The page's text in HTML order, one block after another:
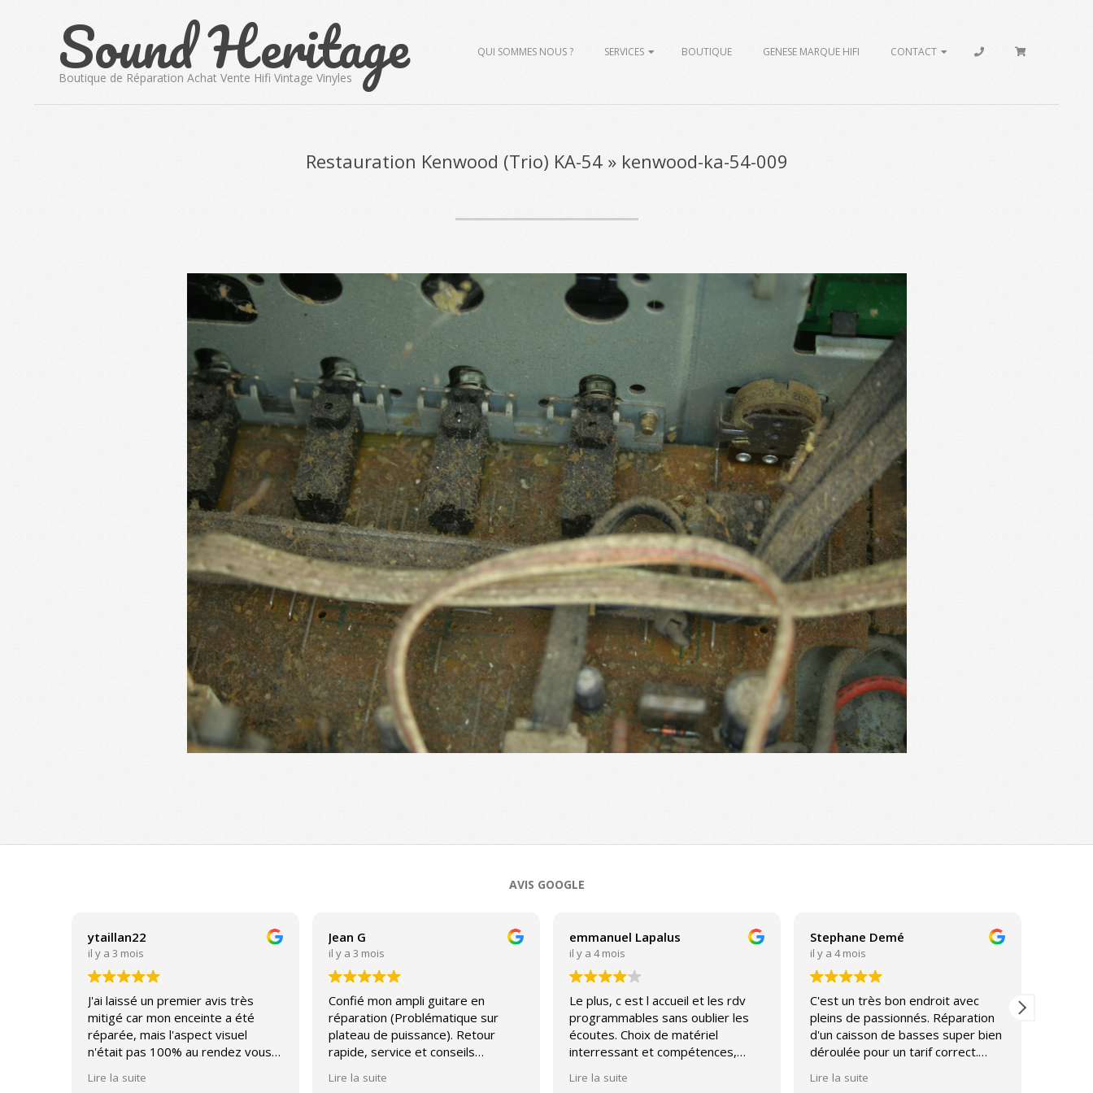
Sound Heritage
Boutique de Réparation Achat Vente Hifi Vintage Vinyles
PrimaryQUI SOMMES NOUS ? SERVICES BOUTIQUE GENESE MARQUE HIFI CONTACT
Restauration Kenwood (Trio) KA-54 » kenwood-ka-54-009
12-
AVIS GOOGLE
ytaillan22
il y a 3 mois
J'ai laissé un premier avis très
mitigé car mon enceinte a été
réparée, mais l'aspect visuel
n'était pas 100% au rendez vous
affleurant qui après réparation a
Lire la suite
Jean G
il y a 3 mois
Confié mon ampli guitare en
réparation (Problématique sur
plateau de puissance). Retour
rapide, service et conseils
Lire la suite
emmanuel Lapalus
il y a 4 mois
Le plus, c est l accueil et les rdv
programmables sans oublier les
écoutes. Choix de matériel
interressant et compétences,
bourses. Par contre, sav plutôt
Lire la suite
Stephane Demé
il y a 4 mois
C'est un très bon endroit avec
pleins de passionnés. Réparation
d'un caisson de basses super bien
déroulée pour un tarif correct.
Diatone magnifique avec un
Lire la suite